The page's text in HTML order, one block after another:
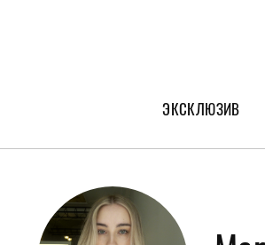
ЭКСКЛЮЗИВ
ГЕРОИ
ИНТЕРВЬЮ